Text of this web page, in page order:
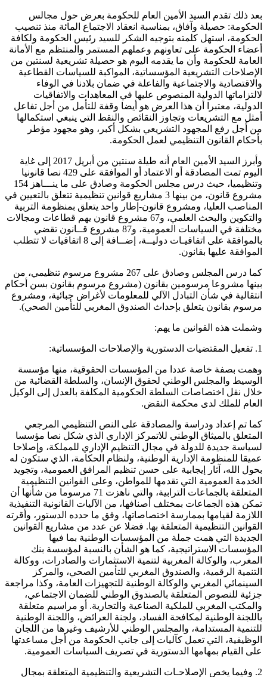
بعد ذلك تقدم السيد الأمين العام للحكومة بعرض حول مجالس
الحكومة: حصيلة وآفاق، بمناسبة انعقاد الاجتماع المائة منذ تنصيب
الحكومة، استهل كلمته بتوجيه الشكر للسيد رئيس الحكومة ولكافة
أعضاء الحكومة على تعاونهم وعملهم المستمر والمنتظم مع الأمانة
العامة للحكومة وأن ما يقدمه اليوم هو حصيلة تشريعية لسنتين من
الإصلاحات التشريعية المؤسساتية، المواكبة للسياسات القطاعية
والاقتصادية والاجتماعية والفاعلة في ضمان بلادنا في الوفاء
لالتزاماتها الدولية المنصوص عليها في المعاهدات والاتفاقيات
الدولية، معتبرا أن هذا العرض هو أيضا وقفة للتأمل من أجل تفاعل
أمثل مع التشريعات وتجاوز النقائص والنقط التي ينبغي استكمالها
من أجل رفع المجهود التشريعي بشكل أكبر، وهو مجهود مؤطر
بأحكام القانون التنظيمي لعمل الحكومة.
وأبرز السيد الأمين العام أنه طيلة سنتين من أبريل 2017 إلى غاية
اليوم تمت المصادقة أو الاعتماد أو الموافقة على 429 نصا قانونيا
وتنظيميا، حيث درس مجلس الحكومة وصادق على ما ينـــاهز 154
مشروع قانون، من بينها 3 مشاريع قوانين تنظيمية تتعلق بالتعيين في
المناصب العليا، ومشروع قانون-إطار واحد يتعلق بمنظومة التربية
والتكوين والبحث العلمي، و67 مشروع قانون يهم قطاعات ومجالات
مختلفة في السياسات العمومية، و87 مشروع قــانون تقضي
بالموافقة على اتفاقيـات دوليــة، إضــافة إلى 8 اتفاقيات لا تتطلب
الموافقة عليها بقانون.
كما درس المجلس وصادق على 267 مشروع مرسوم تنظيمي، من
بينها مشروعا مرسومين بقانون (مشروع مرسوم بقانون بسن أحكام
انتقالية في شأن التبادل الآلي للمعلومات لأغراض جبائية، ومشروع
مرسوم بقانون يتعلق بإحداث الصندوق المغربي للتأمين الصحي).
وشملت هذه القوانين ما يهم:
1. تفعيل المقتضيات الدستورية والإصلاحات المؤسساتية:
وهمت بصفة خاصة عددا من المؤسسات الحقوقية، منها مؤسسة
الوسيط والمجلس الوطني لحقوق الإنسان، والسلطة القضائية من
خلال نقل اختصاصات السلطة الحكومية المكلفة بالعدل إلى الوكيل
العام للملك لدى محكمة النقض.
كما تم إعداد ودراسة والمصادقة على النص التنظيمي المرجعي
المتعلق بالميثاق الوطني للاتمركز الإداري الذي شكل نصا مؤسسا
لسياسة جديدة للدولة في مجال التنظيم الإداري للمملكة، وإصلاحا
عميقا للمنظومة الإدارية الوطنية، ولنظام الحكامة، الذي ستكون له
بحول الله، آثار إيجابية على حسن تنظيم المرافق العمومية، وتجويد
الخدمة العمومية التي تقدمها للمواطن، وعلى القوانين التنظيمية
المتعلقة بالجماعات الترابية، والتي ناهزت 71 مرسوما من شأنها أن
تمكن هذه الجماعات بمختلف أصنافها، من الآليات القانونية التنفيذية
اللازمة لقيامها بممارسة اختصاصاتها، وفق ما حدده الدستور، وأقرته
القوانين التنظيمية المتعلقة بها. فضلا عن عدد من مشاريع القوانين
الجديدة التي همت جملة من المؤسسات الوطنية بما فيها
المؤسسات الاستراتيجية، كما هو الشأن بالنسبة لمؤسسة بنك
المغرب، والوكالة المغربية لتنمية الاستثمارات والصادرات، ووكالة
التنمية الرقمية، والصندوق المغربي للتأمين الصحي، والمركز
السينمائي المغربي والوكالة الوطنية للتجهيزات العامة، وكذا مراجعة
جزئية للنصوص المتعلقة بالصندوق الوطني للضمان الاجتماعي،
والمكتب المغربي للملكية الصناعية والتجارية. أو مراسيم متعلقة
باللجنة الوطنية لمكافحة الفساد، ولجنة العرائض، واللجنة الوطنية
للتنمية المستدامة، والمجلس الوطني للأرشيف وغيرها من اللجان
الوظيفية، التي تعمل كآليات إلى جانب الحكومة من أجل مساعدتها
على القيام بمهامها الدستورية في تصريف السياسات العمومية.
2. وفيما يخص الإصلاحـات التشريعية والتنظيمية المتعلقة بمجال